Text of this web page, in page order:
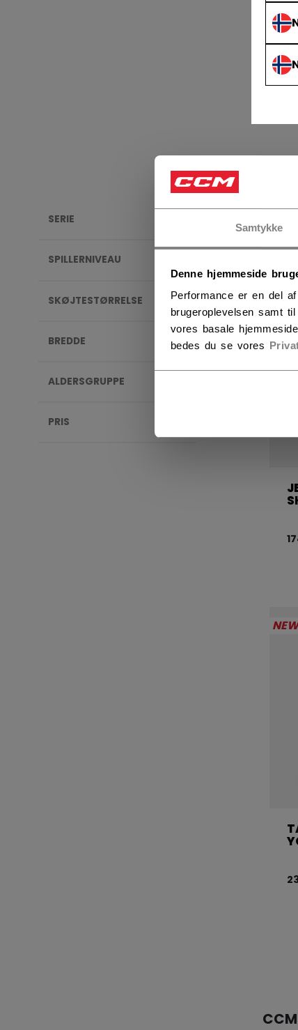
Samtykke
Denne hjemmeside
Performance er en del
brugeroplevelsen samt
vores basale
bedes du se vores
SERIE
SPILLERNIVEAU
SKØJTESTØRRELSE
BREDDE
ALDERSGRUPPE
PRIS